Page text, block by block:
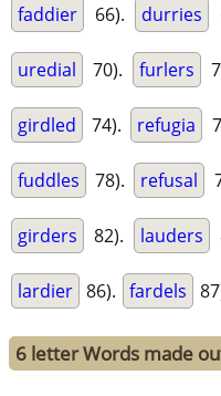
faddier 66). durries
uredial 70). furlers
girdled 74). refugia
fuddles 78). refusal
girders 82). lauders
lardier 86). fardels
6 letter Words made